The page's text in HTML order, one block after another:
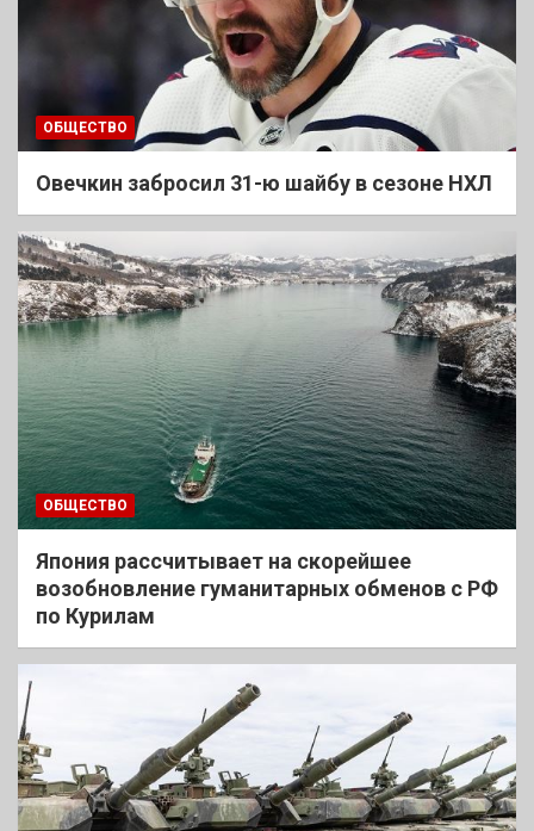
ОБЩЕСТВО
Овечкин забросил 31-ю шайбу в сезоне НХЛ
ОБЩЕСТВО
Япония рассчитывает на скорейшее
возобновление гуманитарных обменов с РФ
по Курилам